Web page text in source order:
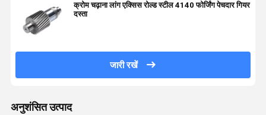
क्रोम चढ़ाना लांग एक्सिस रोल्ड स्टील 4140 फोर्जिंग पेचदार गियर
दस्ता
जारी रखें
अनुशंसित उत्पाद